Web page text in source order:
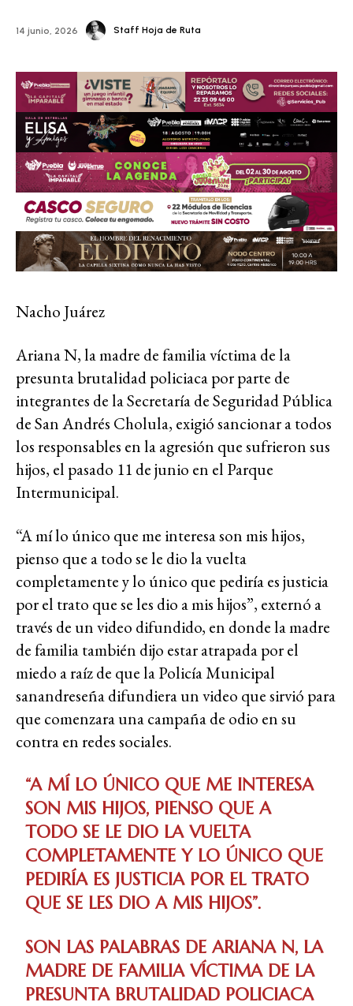
14 junio, 2026 Staff Hoja de Ruta
Nacho Juárez
Ariana N, la madre de familia víctima de la
presunta brutalidad policiaca por parte de
integrantes de la Secretaría de Seguridad Pública
de San Andrés Cholula, exigió sancionar a todos
los responsables en la agresión que sufrieron sus
hijos, el pasado 11 de junio en el Parque
Intermunicipal.
“A mí lo único que me interesa son mis hijos,
pienso que a todo se le dio la vuelta
completamente y lo único que pediría es justicia
por el trato que se les dio a mis hijos”, externó a
través de un video difundido, en donde la madre
de familia también dijo estar atrapada por el
miedo a raíz de que la Policía Municipal
sanandreseña difundiera un video que sirvió para
que comenzara una campaña de odio en su
contra en redes sociales.
“A MÍ LO ÚNICO QUE ME INTERESA
SON MIS HIJOS, PIENSO QUE A
TODO SE LE DIO LA VUELTA
COMPLETAMENTE Y LO ÚNICO QUE
PEDIRÍA ES JUSTICIA POR EL TRATO
QUE SE LES DIO A MIS HIJOS”.
SON LAS PALABRAS DE ARIANA N, LA
MADRE DE FAMILIA VÍCTIMA DE LA
PRESUNTA BRUTALIDAD POLICIACA